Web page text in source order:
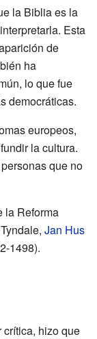
la Biblia es la
Esta
de
ha
lo que fue
democráticas.
europeos,
la cultura.
que no
la Reforma
Jan Hus
1498).
crítica, hizo que